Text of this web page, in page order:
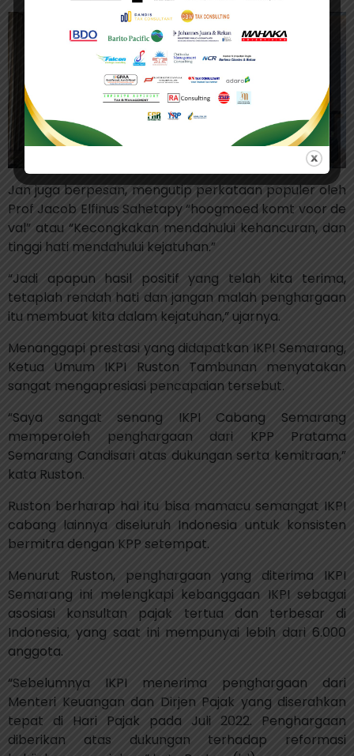
Jan juga berpesan, mengutip perkataan populer oleh
Prof Jacob Elfinus Sahetapy “hoogmoed komt voor de
val” atau “Kecongkakan mendahului kehancuran, dan
tinggi hati mendahului kejatuhan.”
“Jadi apapun hasil positif yang telah kita terima,
tetaplah rendah hati dan jangan malah penghargaan
itu membuat kita dalam kejatuhan,” ujarnya.
Menanggapi prestasi yang didapatkan IKPI Semarang,
Ketua Umum IKPI Ruston Tambunan menyatakan
sangat mengapresiasi pencapaian tersebut.
“Saya sangat senang IKPI Cabang Semarang
memperoleh penghargaan dari KPP Pratama
Semarang Candisari atas dukungan serta kemitraan,”
kata Ruston.
Ruston berharap hal itu bisa mamacu semangat IKPI
cabang lainnya diseluruh Indonesia untuk konsisten
bermitra dengan KPP setempat.
Menurut Ruston, penghargaan yang diterima IKPI
Semarang ini melengkapi kebanggaan IKPI sebagai
asosiasi konsultan pajak tertua dan terbesar di
Indonesia, yang saat ini mempunyai lebih dari 6.000
anggota.
“Sebelumnya IKPI menerima penghargaan dari
Menteri Keuangan dan Dirjen Pajak yang diserahkan
tepat di Hari Pajak pada Juli 2022. Penghargaan
diberikan atas dukungan terhadap reformasi